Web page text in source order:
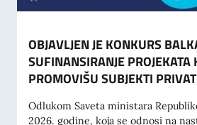
OBJAVLJEN JE KONKURS
SUFINANSIRANJE PROJEKATA
PROMOVIŠU SUBJEKTI
Odlukom Saveta ministara
2026. godine, koja se odnosi na